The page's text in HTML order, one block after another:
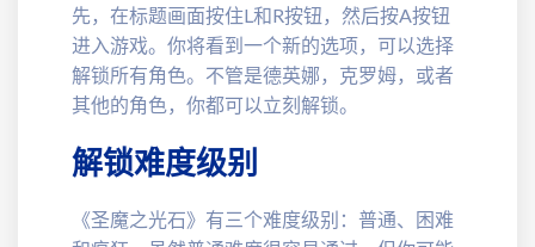
先，在标题画面按住L和R按钮，然后按A按钮
进入游戏。你将看到一个新的选项，可以选择
解锁所有角色。不管是德英娜，克罗姆，或者
其他的角色，你都可以立刻解锁。
解锁难度级别
《圣魔之光石》有三个难度级别：普通、困难